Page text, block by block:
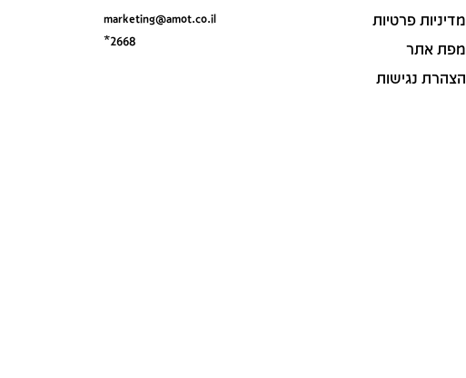
מדיניות פרטיות
מפת אתר
הצהרת נגישות
marketing@amot.co.il
*2668